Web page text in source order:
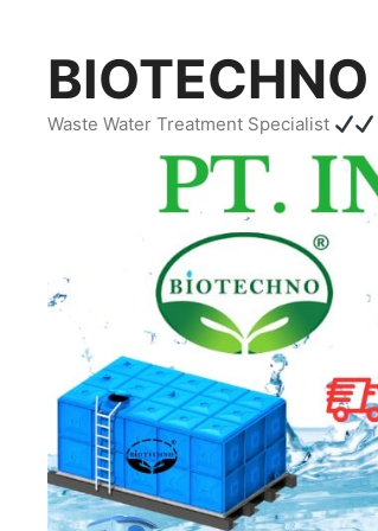
contentBIOTECHNO
Waste Water Treatment Specialist